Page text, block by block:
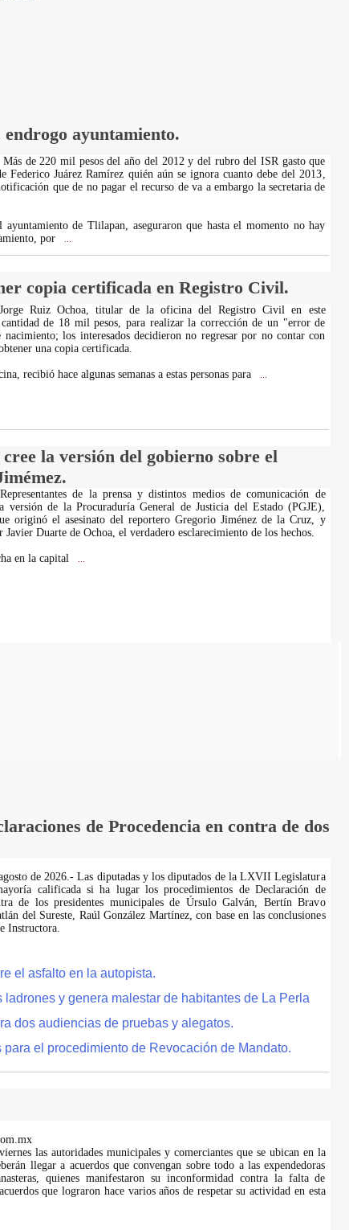
ayuntamiento.
de 220 mil pesos del año del 2012 y del rubro del ISR gasto que
Federico Juárez Ramírez quién aún se ignora cuanto debe del 2013,
que de no pagar el recurso de va a embargo la secretaria de
ayuntamiento de Tlilapan, aseguraron que hasta el momento no hay
por
copia certificada en Registro Civil.
Ruiz Ochoa, titular de la oficina del Registro Civil en este
de 18 mil pesos, para realizar la corrección de un "error de
nacimiento; los interesados decidieron no regresar por no contar con
una copia certificada.
recibió hace algunas semanas a estas personas para
la versión del gobierno sobre el
de la prensa y distintos medios de comunicación de
versión de la Procuraduría General de Justicia del Estado (PGJE),
originó el asesinato del reportero Gregorio Jiménez de la Cruz, y
Javier Duarte de Ochoa, el verdadero esclarecimiento de los hechos.
en la capital
de Procedencia en contra de dos
de 2026.- Las diputadas y los diputados de la LXVII Legislatura
calificada si ha lugar los procedimientos de Declaración de
de los presidentes municipales de Úrsulo Galván, Bertín Bravo
del Sureste, Raúl González Martínez, con base en las conclusiones
Instructora.
el asfalto en la autopista.
ladrones y genera malestar de habitantes de La Perla
dos audiencias de pruebas y alegatos.
el procedimiento de Revocación de Mandato.
las autoridades municipales y comerciantes que se ubican en la
llegar a acuerdos que convengan sobre todo a las expendedoras
quienes manifestaron su inconformidad contra la falta de
que lograron hace varios años de respetar su actividad en esta